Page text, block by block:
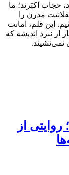
حجاب اکبَرند؛ ما
مدرن را
این قلم، امانت
نبرد اندیشه که
نمی‌نشیند.
از